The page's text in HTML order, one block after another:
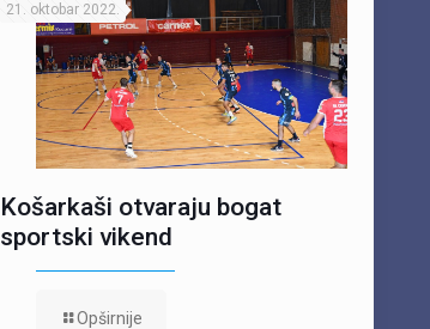
21. oktobar 2022.
Košarkaši otvaraju bogat
sportski vikend
Opširnije